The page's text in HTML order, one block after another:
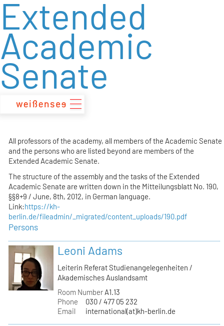
zum
Inhalt
Extended
Academic
Senate
All professors of the academy, all members of the Academic Senate
and the persons who are listed beyond are members of the
Extended Academic Senate.
The structure of the assembly and the tasks of the Extended
Academic Senate are written down in the Mitteilungsblatt No. 190,
§§8+9 / June, 8th, 2012, in German language.
Link:https://kh-
berlin.de/fileadmin/_migrated/content_uploads/190.pdf
Persons
Leoni Adams
Leiterin Referat Studienangelegenheiten /
Akademisches Auslandsamt
Room Number A1.13
Phone
030 / 477 05 232
Email
international(at)kh-berlin.de